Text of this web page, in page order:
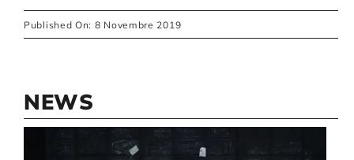
Published On: 8 Novembre 2019
NEWS